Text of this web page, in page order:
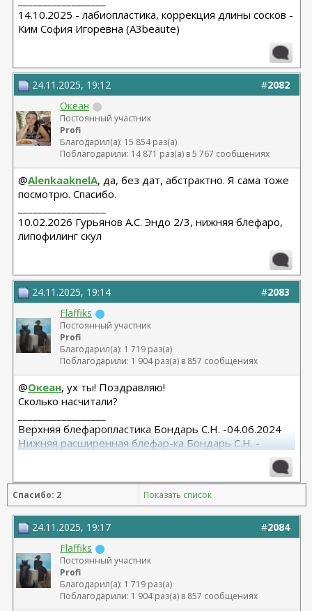
AlenkaaknelA
, глянь конечно, будем признательны.
14.10.2025 - лабиопластика, коррекция длины сосков -
Ким София Игоревна (A3beaute)
#2082
24.11.2025, 19:12
Океан
Постоянный участник
Profi
Благодарил(а): 15 854 раз(а)
Поблагодарили: 14 871 раз(а) в 5 767 сообщениях
@AlenkaaknelA, да, без дат, абстрактно. Я сама тоже
посмотрю. Спасибо.
10.02.2026 Гурьянов А.С. Эндо 2/3, нижняя блефаро,
липофилинг скул
#2083
24.11.2025, 19:14
Flaffiks
Постоянный участник
Profi
Благодарил(а): 1 719 раз(а)
Поблагодарили: 1 904 раз(а) в 857 сообщениях
@Океан, ух ты! Поздравляю!
Сколько насчитали?
Верхняя блефаропластика Бондарь С.Н. -04.06.2024
Нижняя расширенная блефар-ка Бондарь С.Н. -
Редукционная маммопластика Плегунова С.И.-
05.09.2025
Спасибо: 2 Показать список
#2084
24.11.2025, 19:17
Flaffiks
Постоянный участник
Profi
Благодарил(а): 1 719 раз(а)
Поблагодарили: 1 904 раз(а) в 857 сообщениях